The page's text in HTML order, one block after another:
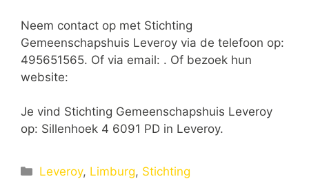
Neem contact op met Stichting
Gemeenschapshuis Leveroy via de telefoon op:
495651565. Of via email: . Of bezoek hun
website:
Je vind Stichting Gemeenschapshuis Leveroy
op: Sillenhoek 4 6091 PD in Leveroy.
Categorieën
Leveroy, Limburg, Stichting